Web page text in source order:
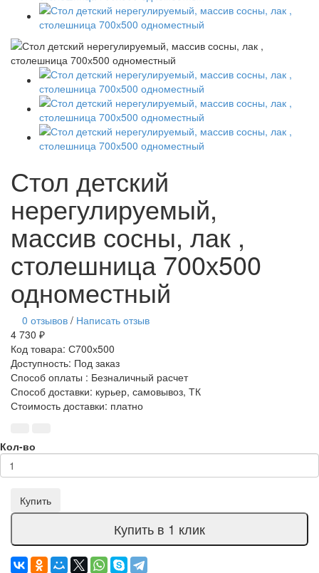
Стол детский
нерегулируемый,
массив сосны, лак ,
столешница 700х500
одноместный
0 отзывов / Написать отзыв
4 730 ₽
Код товара: С700х500
Доступность: Под заказ
Способ оплаты : Безналичный расчет
Способ доставки: курьер, самовывоз, ТК
Стоимость доставки: платно
Кол-во
Купить
Купить в 1 клик